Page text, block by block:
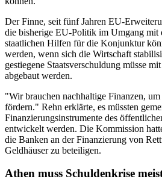
Der Finne, seit fünf Jahren EU-
die bisherige EU-Politik im Umgang mit
staatlichen Hilfen für die Konjunktur
werden, wenn sich die Wirtschaft
gestiegene Staatsverschuldung müsse
abgebaut werden.
"Wir brauchen nachhaltige Finanzen, um
fördern." Rehn erklärte, es müssten
Finanzierungsinstrumente des
entwickelt werden. Die Kommission
die Banken an der Finanzierung von
Geldhäuser zu beteiligen.
Athen muss Schuldenkrise